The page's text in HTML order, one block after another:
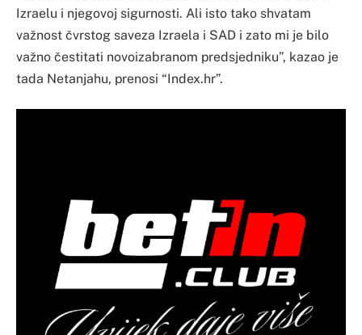
Izraelu i njegovoj sigurnosti. Ali isto tako shvatam
važnost čvrstog saveza Izraela i SAD i zato mi je bilo
važno čestitati novoizabranom predsjedniku”, kazao je
tada Netanjahu, prenosi “Index.hr”.